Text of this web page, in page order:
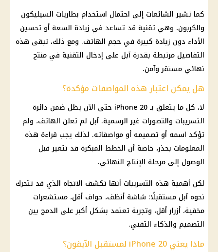
كما تشير الشائعات إلى احتمال استخدام بطاريات السيليكون
والكربون، وهي تقنية قد تساعد في زيادة السعة أو تحسين
الأداء دون زيادة كبيرة في حجم الهاتف. ومع ذلك، تبقى هذه
التفاصيل مرتبطة بقدرة آبل على إدخال التقنية في منتج
نهائي مستقر وآمن.
هل يمكن اعتبار هذه المواصفات مؤكدة؟
لا، كل ما يتعلق بـ iPhone 20 حتى الآن يظل ضمن دائرة
التسريبات والتصورات غير الرسمية. آبل لم تعلن الهاتف، ولم
تؤكد اسمه أو تصميمه أو مواصفاته. لذلك يجب قراءة هذه
المعلومات بحذر، خاصة أن الخطط المبكرة قد تتغير قبل
الوصول إلى مرحلة الإنتاج النهائي.
لكن أهمية هذه التسريبات أنها تكشف الاتجاه الذي قد تتحرك
نحوه آبل مستقبلًا: شاشة أنظف، حواف أقل، مستشعرات
مخفية، أزرار أقل، وتجربة تعتمد بشكل أكبر على الدمج بين
التصميم والذكاء التقني.
ماذا يعني iPhone 20 لمستقبل الآيفون؟